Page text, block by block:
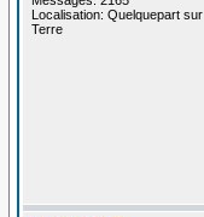
Localisation: Quelquepart sur
Terre